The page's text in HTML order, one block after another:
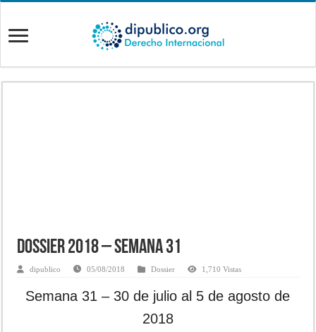
Dossier 2018 – Semana 31
dipublico 05/08/2018 Dossier 1,710 Vistas
Semana 31 – 30 de julio al 5 de agosto de
2018